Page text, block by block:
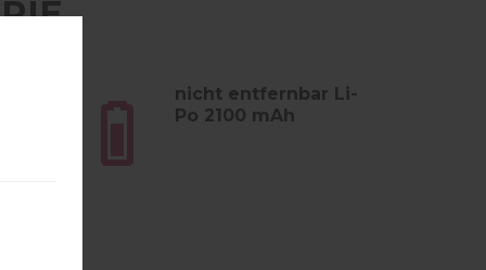
nicht entfernbar Li-
Po 2100 mAh